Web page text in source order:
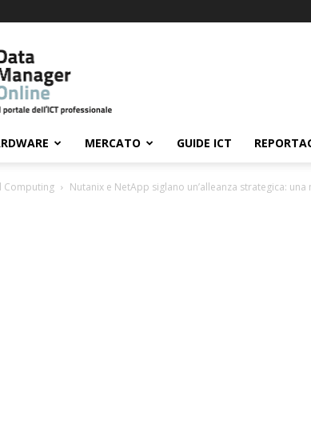
Data
Manager
Online
MERCATO GUIDE ICT
Computing Nutanix e NetApp siglano un’alleanza strategica: